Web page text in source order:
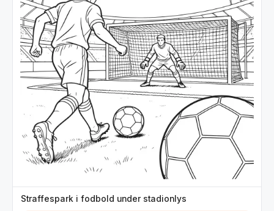
Straffespark i fodbold under stadionlys